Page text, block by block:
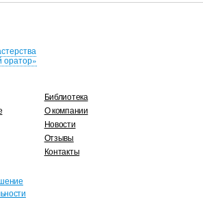
оратор»
Библиотека
О компании
Новости
Отзывы
Контакты